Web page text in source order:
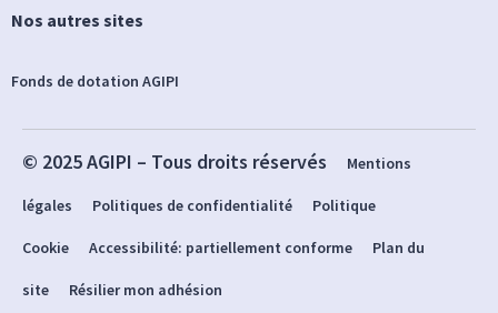
Nos autres sites
Fonds de dotation AGIPI
© 2025 AGIPI – Tous droits réservés Mentions
légales Politiques de confidentialité Politique
Cookie Accessibilité: partiellement conforme Plan du
site Résilier mon adhésion